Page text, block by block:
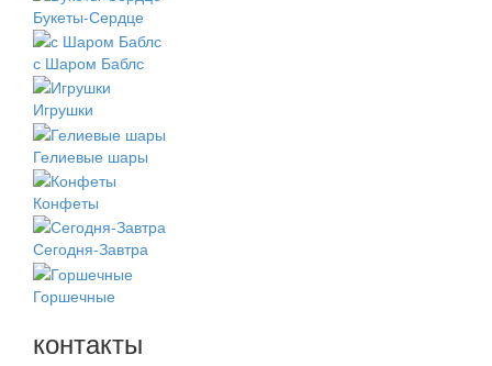
Букеты-Сердце
с Шаром Баблс
Игрушки
Гелиевые шары
Конфеты
Сегодня-Завтра
Горшечные
контакты